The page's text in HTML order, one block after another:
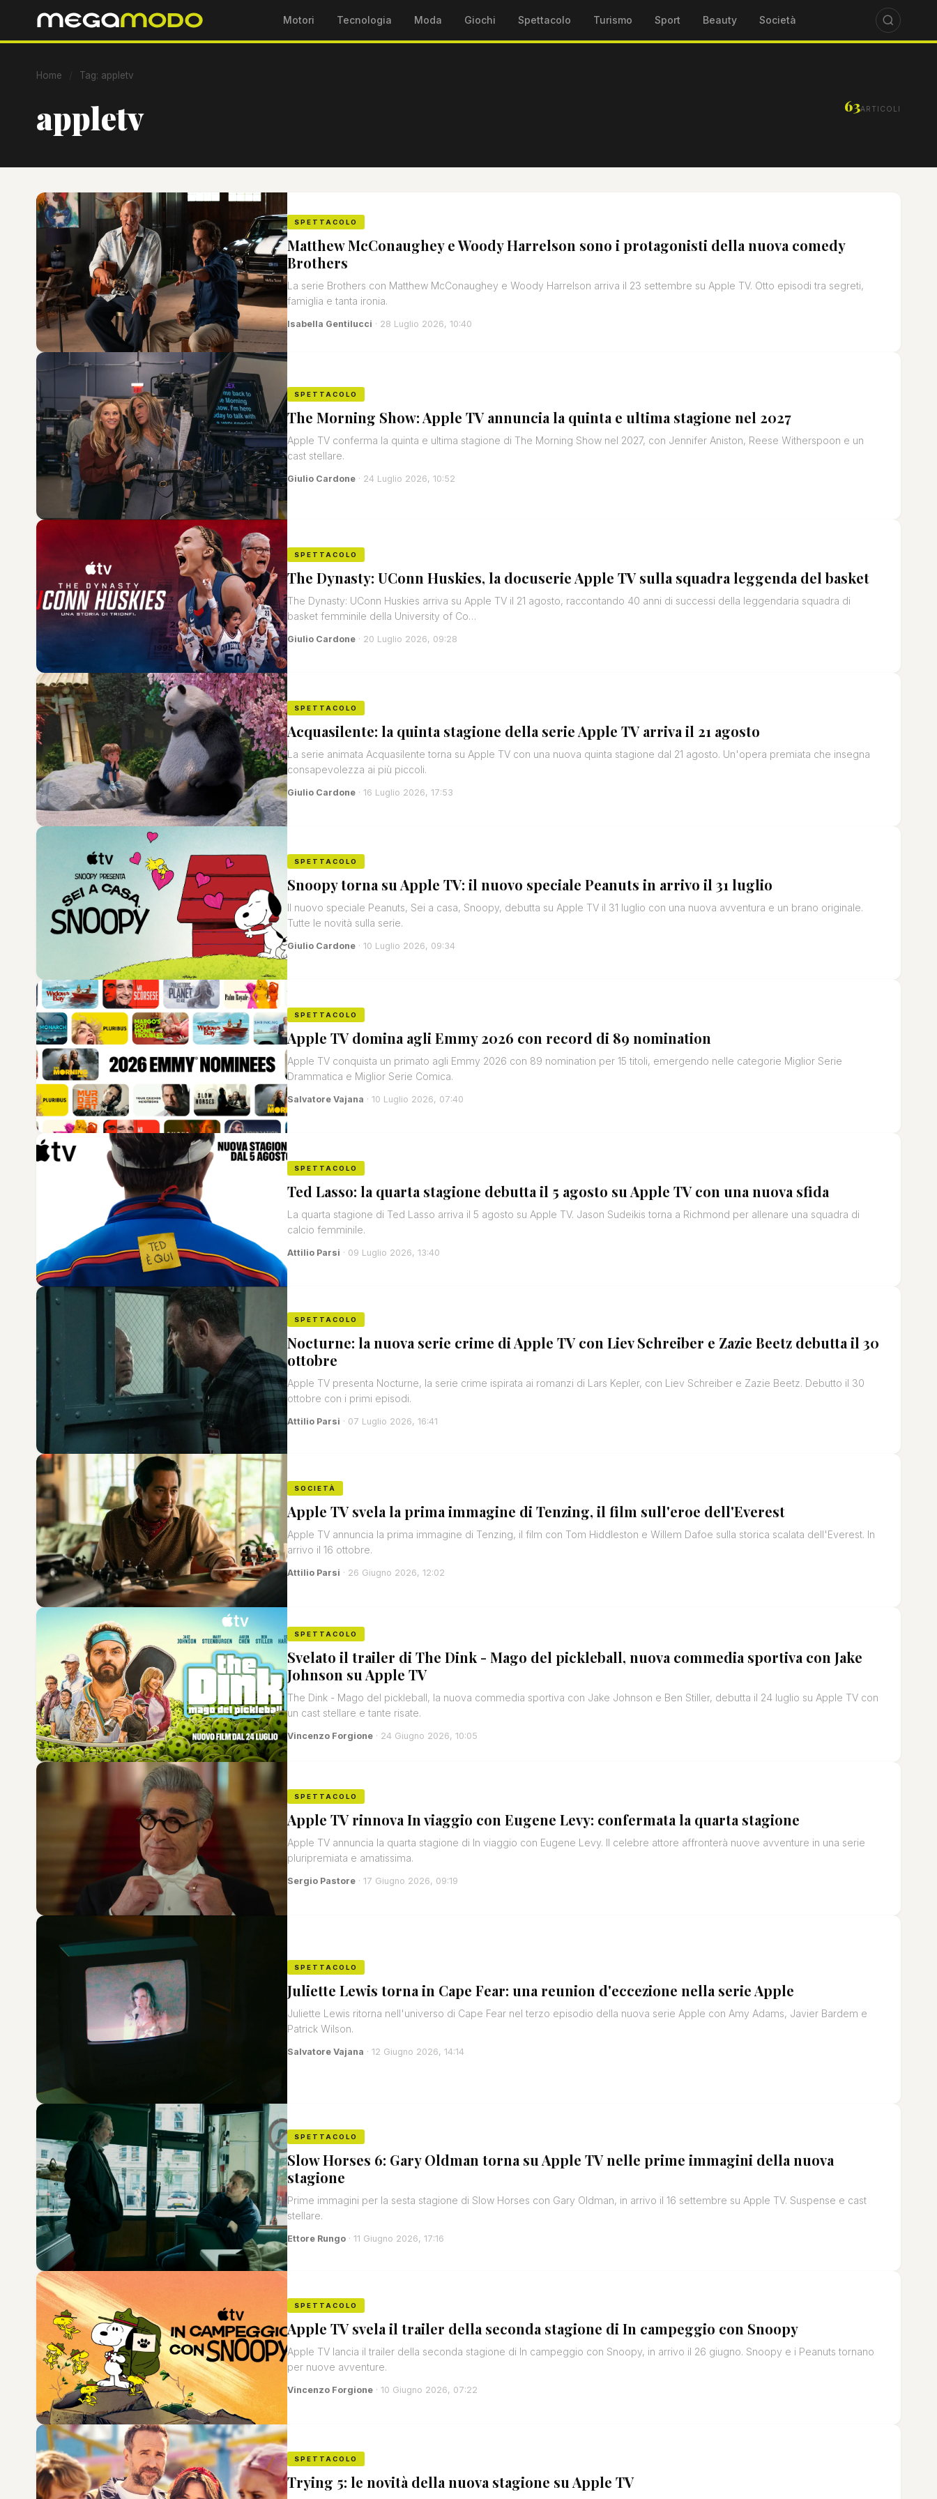
Motori Tecnologia Moda Giochi Spettacolo Turismo Sport Beauty Società
Home Tag: appletv
appletv 63ARTICOLI
SPETTACOLO
Matthew McConaughey e Woody Harrelson sono i protagonisti della nuova comedy
Brothers
La serie Brothers con Matthew McConaughey e Woody Harrelson arriva il 23 settembre su Apple TV. Otto episodi tra segreti,
famiglia e tanta ironia.
Isabella Gentilucci · 28 Luglio 2026, 10:40
SPETTACOLO
The Morning Show: Apple TV annuncia la quinta e ultima stagione nel 2027
Apple TV conferma la quinta e ultima stagione di The Morning Show nel 2027, con Jennifer Aniston, Reese Witherspoon e un
cast stellare.
Giulio Cardone · 24 Luglio 2026, 10:52
SPETTACOLO
The Dynasty: UConn Huskies, la docuserie Apple TV sulla squadra leggenda del basket
The Dynasty: UConn Huskies arriva su Apple TV il 21 agosto, raccontando 40 anni di successi della leggendaria squadra di
basket femminile della University of Co…
Giulio Cardone · 20 Luglio 2026, 09:28
SPETTACOLO
Acquasilente: la quinta stagione della serie Apple TV arriva il 21 agosto
La serie animata Acquasilente torna su Apple TV con una nuova quinta stagione dal 21 agosto. Un'opera premiata che insegna
consapevolezza ai più piccoli.
Giulio Cardone · 16 Luglio 2026, 17:53
SPETTACOLO
Snoopy torna su Apple TV: il nuovo speciale Peanuts in arrivo il 31 luglio
Il nuovo speciale Peanuts, Sei a casa, Snoopy, debutta su Apple TV il 31 luglio con una nuova avventura e un brano originale.
Tutte le novità sulla serie.
Giulio Cardone · 10 Luglio 2026, 09:34
SPETTACOLO
Apple TV domina agli Emmy 2026 con record di 89 nomination
Apple TV conquista un primato agli Emmy 2026 con 89 nomination per 15 titoli, emergendo nelle categorie Miglior Serie
Drammatica e Miglior Serie Comica.
Salvatore Vajana · 10 Luglio 2026, 07:40
SPETTACOLO
Ted Lasso: la quarta stagione debutta il 5 agosto su Apple TV con una nuova sfida
La quarta stagione di Ted Lasso arriva il 5 agosto su Apple TV. Jason Sudeikis torna a Richmond per allenare una squadra di
calcio femminile.
Attilio Parsi · 09 Luglio 2026, 13:40
SPETTACOLO
Nocturne: la nuova serie crime di Apple TV con Liev Schreiber e Zazie Beetz debutta il 30
ottobre
Apple TV presenta Nocturne, la serie crime ispirata ai romanzi di Lars Kepler, con Liev Schreiber e Zazie Beetz. Debutto il 30
ottobre con i primi episodi.
Attilio Parsi · 07 Luglio 2026, 16:41
SOCIETÀ
Apple TV svela la prima immagine di Tenzing, il film sull'eroe dell'Everest
Apple TV annuncia la prima immagine di Tenzing, il film con Tom Hiddleston e Willem Dafoe sulla storica scalata dell'Everest. In
arrivo il 16 ottobre.
Attilio Parsi · 26 Giugno 2026, 12:02
SPETTACOLO
Svelato il trailer di The Dink - Mago del pickleball, nuova commedia sportiva con Jake
Johnson su Apple TV
The Dink - Mago del pickleball, la nuova commedia sportiva con Jake Johnson e Ben Stiller, debutta il 24 luglio su Apple TV con
un cast stellare e tante risate.
Vincenzo Forgione · 24 Giugno 2026, 10:05
SPETTACOLO
Apple TV rinnova In viaggio con Eugene Levy: confermata la quarta stagione
Apple TV annuncia la quarta stagione di In viaggio con Eugene Levy. Il celebre attore affronterà nuove avventure in una serie
pluripremiata e amatissima.
Sergio Pastore · 17 Giugno 2026, 09:19
SPETTACOLO
Juliette Lewis torna in Cape Fear: una reunion d'eccezione nella serie Apple
Juliette Lewis ritorna nell'universo di Cape Fear nel terzo episodio della nuova serie Apple con Amy Adams, Javier Bardem e
Patrick Wilson.
Salvatore Vajana · 12 Giugno 2026, 14:14
SPETTACOLO
Slow Horses 6: Gary Oldman torna su Apple TV nelle prime immagini della nuova
stagione
Prime immagini per la sesta stagione di Slow Horses con Gary Oldman, in arrivo il 16 settembre su Apple TV. Suspense e cast
stellare.
Ettore Rungo · 11 Giugno 2026, 17:16
SPETTACOLO
Apple TV svela il trailer della seconda stagione di In campeggio con Snoopy
Apple TV lancia il trailer della seconda stagione di In campeggio con Snoopy, in arrivo il 26 giugno. Snoopy e i Peanuts tornano
per nuove avventure.
Vincenzo Forgione · 10 Giugno 2026, 07:22
SPETTACOLO
Trying 5: le novità della nuova stagione su Apple TV